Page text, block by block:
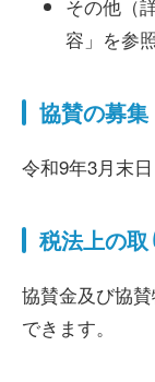
その他（
容」を参
協賛の募
令和9年3月末日
税法上の
協賛金及び協
できます。